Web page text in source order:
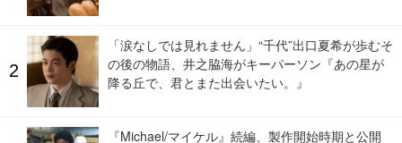
「涙なしでは見れません」“千代”出口夏希が歩むそ
の後の物語、井之脇海がキーパーソン『あの星が
降る丘で、君とまた出会いたい。』
『Michael/マイケル』続編、製作開始時期と公開